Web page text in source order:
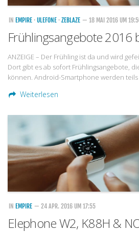
IN EMPIRE · ULEFONE · ZEBLAZE — 18 MAI 2016 UM
Frühlingsangebote 2016
ANZEIGE – Der Frühling ist da und wird
Dort gibt es ab sofort Frühlingsangebote,
können. Android-Smartphone werden
Weiterlesen
IN EMPIRE — 24 APR. 2016 UM 17:55
Elephone W2, K88H &